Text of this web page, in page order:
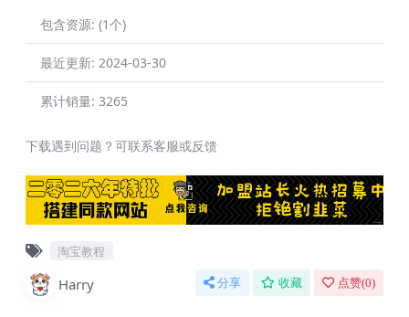
包含资源: (1个)
最近更新: 2024-03-30
累计销量: 3265
下载遇到问题？可联系客服或反馈
淘宝教程
Harry 分享 收藏 点赞(0)